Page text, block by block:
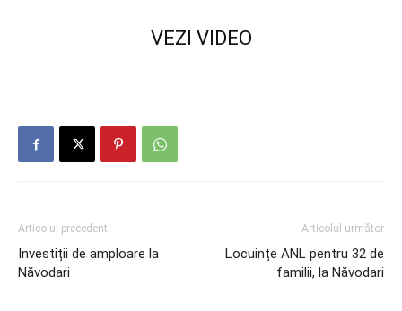
VEZI VIDEO
Articolul precedent
Investiții de amploare la
Năvodari
Articolul următor
Locuințe ANL pentru 32 de
familii, la Năvodari